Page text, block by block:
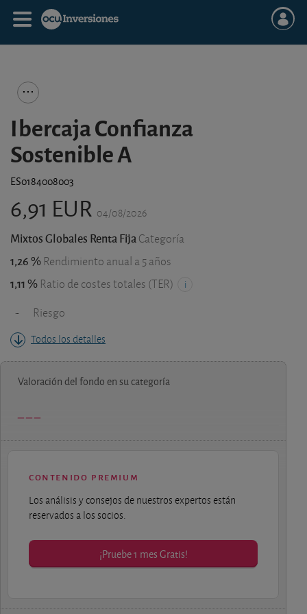
Ibercaja Confianza
Sostenible A
ES0184008003
6,91 EUR 04/08/2026
Mixtos Globales Renta FijaCategoría
1,26 % Rendimiento anual a 5 años
1,11 % Ratio de costes totales (TER)
- Riesgo
Todos los detalles
Valoración del fondo en su categoría
contenido premium
Los análisis y consejos de nuestros expertos están
reservados a los socios.
¡Pruebe 1 mes Gratis!